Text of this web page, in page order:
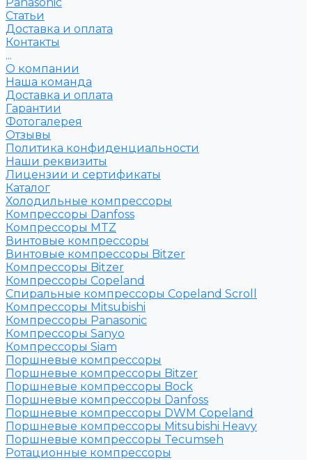
Статьи
Доставка и оплата
Контакты
...
О компании
Наша команда
Доставка и оплата
Гарантии
Фотогалерея
Отзывы
Политика конфиденциальности
Наши реквизиты
Лицензии и сертификаты
Каталог
Холодильные компрессоры
Компрессоры Danfoss
Компрессоры MTZ
Винтовые компрессоры
Винтовые компрессоры Bitzer
Компрессоры Bitzer
Компрессоры Copeland
Спиральные компрессоры Copeland Scroll
Компрессоры Mitsubishi
Компрессоры Panasonic
Компрессоры Sanyo
Компрессоры Siam
Поршневые компрессоры
Поршневые компрессоры Bitzer
Поршневые компрессоры Bock
Поршневые компрессоры Danfoss
Поршневые компрессоры DWM Copeland
Поршневые компрессоры Mitsubishi Heavy
Поршневые компрессоры Tecumseh
Ротационные компрессоры